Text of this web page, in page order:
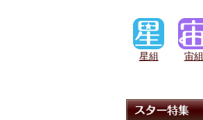
星組 宙組